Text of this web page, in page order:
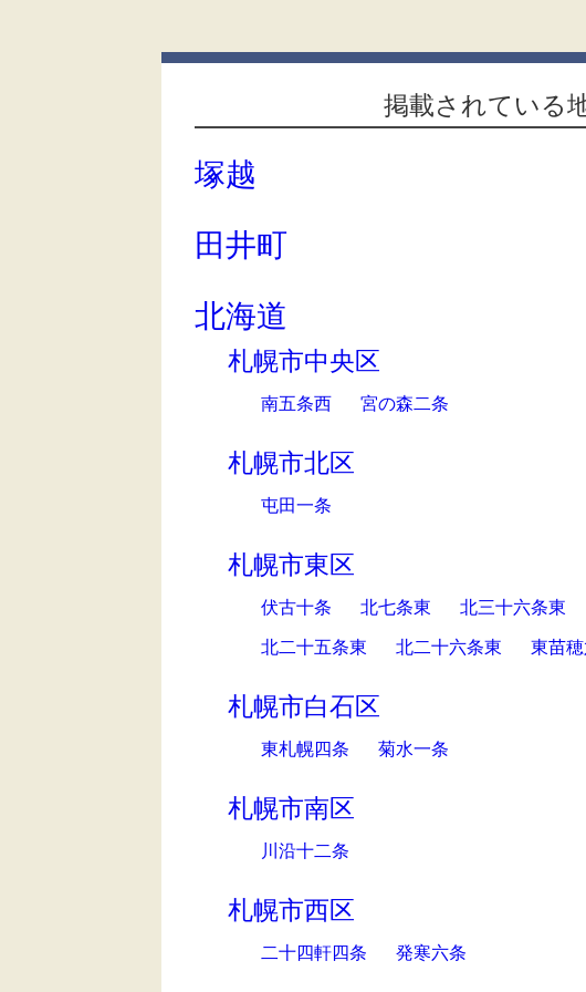
掲載されている
塚越
田井町
北海道
札幌市中央区
南五条西 宮の森二条
札幌市北区
屯田一条
札幌市東区
伏古十条 北七条東 北三十六条東
北二十五条東 北二十六条東 東苗
札幌市白石区
東札幌四条 菊水一条
札幌市南区
川沿十二条
札幌市西区
二十四軒四条 発寒六条